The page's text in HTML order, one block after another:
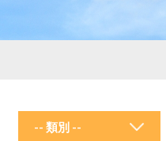
-- 類別 --